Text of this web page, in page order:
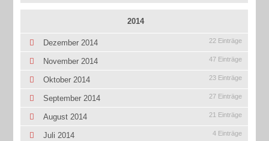
2014
Dezember 2014 22 Einträge
November 2014 47 Einträge
Oktober 2014 23 Einträge
September 2014 27 Einträge
August 2014 21 Einträge
Juli 2014 4 Einträge